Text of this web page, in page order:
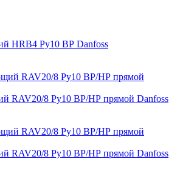
HRB4 Ру10 ВР Danfoss
RAV20/8 Ру10 ВР/НР прямой Danfoss
RAV20/8 Ру10 ВР/НР прямой Danfoss